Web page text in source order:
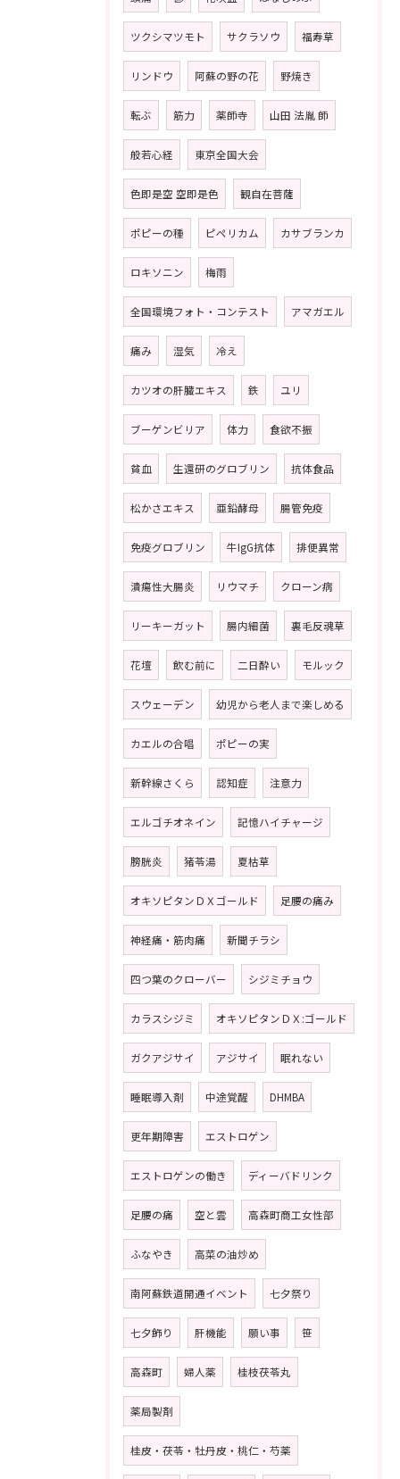
ツクシマツモト サクラソウ 福寿草
リンドウ 阿蘇の野の花 野焼き
転ぶ 筋力 薬師寺 山田 法胤 師
般若心経 東京全国大会
色即是空 空即是色 観自在菩薩
ポピーの種 ピペリカム カサブランカ
ロキソニン 梅雨
全国環境フォト・コンテスト アマガエル
痛み 湿気 冷え
カツオの肝臓エキス 鉄 ユリ
ブーゲンビリア 体力 食欲不振
貧血 生還研のグロブリン 抗体食品
松かさエキス 亜鉛酵母 腸管免疫
免疫グロブリン 牛IgG抗体 排便異常
潰瘍性大腸炎 リウマチ クローン病
リーキーガット 腸内細菌 裏毛反魂草
花壇 飲む前に 二日酔い モルック
スウェーデン 幼児から老人まで楽しめる
カエルの合唱 ポピーの実
新幹線さくら 認知症 注意力
エルゴチオネイン 記憶ハイチャージ
膀胱炎 猪苓湯 夏枯草
オキソピタンＤＸゴールド 足腰の痛み
神経痛・筋肉痛 新聞チラシ
四つ葉のクローバー シジミチョウ
カラスシジミ オキソピタンＤＸ:ゴールド
ガクアジサイ アジサイ 眠れない
睡眠導入剤 中途覚醒 DHMBA
更年期障害 エストロゲン
エストロゲンの働き ディーバドリンク
足腰の痛 空と雲 高森町商工女性部
ふなやき 高菜の油炒め
南阿蘇鉄道開通イベント 七夕祭り
七夕飾り 肝機能 願い事 笹
高森町 婦人薬 桂枝茯苓丸
薬局製剤
桂皮・茯苓・牡丹皮・桃仁・芍薬